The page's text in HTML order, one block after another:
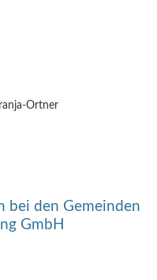
Ortner
bei den Gemeinden
GmbH